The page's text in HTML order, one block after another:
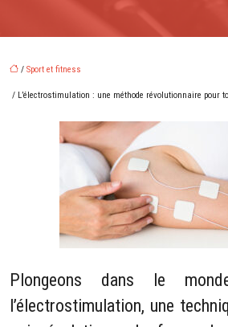
/ Sport et fitness
/ L’électrostimulation : une méthode révolutionnaire pour
Plongeons dans le
l’électrostimulation, une